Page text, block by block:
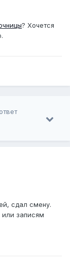
? Хочется
сдал смену.
записям